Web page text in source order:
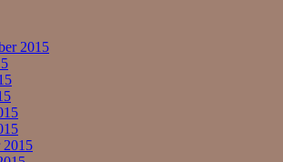
2015
2015